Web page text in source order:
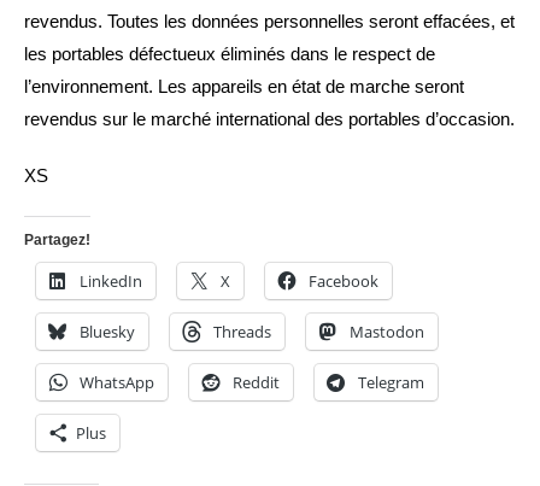
revendus. Toutes les données personnelles seront effacées, et
les portables défectueux éliminés dans le respect de
l’environnement. Les appareils en état de marche seront
revendus sur le marché international des portables d’occasion.
XS
Partagez!
LinkedIn X Facebook
Bluesky Threads Mastodon
WhatsApp Reddit Telegram
Plus